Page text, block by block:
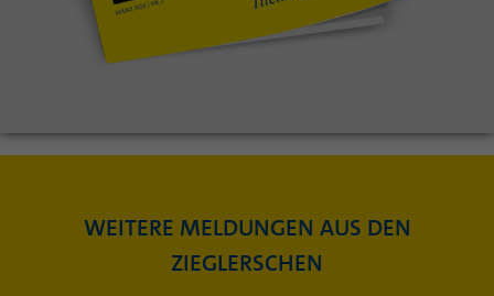
WEITERE MELDUNGEN AUS DEN
ZIEGLERSCHEN